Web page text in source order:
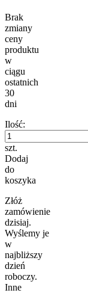
Brak
zmiany
ceny
produktu
w
ciągu
ostatnich
30
dni
Ilość:
szt.
Dodaj
do
koszyka
Złóż
zamówienie
dzisiaj.
Wyślemy je
w
najbliższy
dzień
roboczy.
Inne